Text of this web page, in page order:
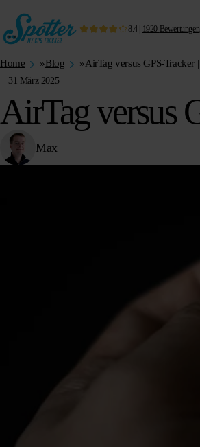
8.4| 1920 Bewertungen
Home »Blog »AirTag versus GPS-Tracker
31 März 2025
AirTag versus
Max